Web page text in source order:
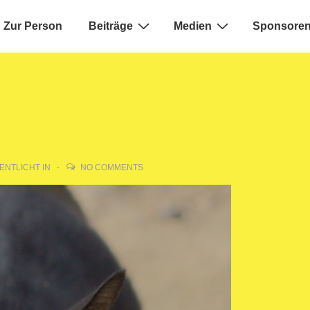
Zur Person Beiträge Medien
IN NO COMMENTS